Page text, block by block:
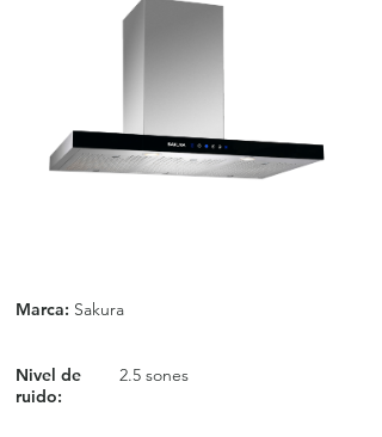
Marca: Sakura
Nivel de
ruido:
2.5 sones